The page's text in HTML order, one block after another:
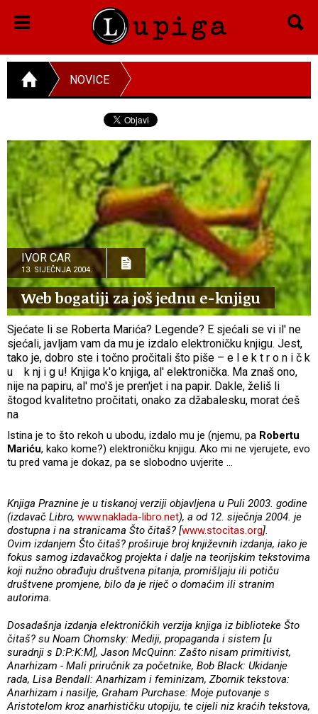
NOVICE
IVOR CAR
13. SIJEČNJA 2004.
Web bogatiji za još jednu e-knjigu
Sjećate li se Roberta Marića? Legende? E sjećali se vi il' ne
sjećali, javljam vam da mu je izdalo elektroničku knjigu. Jest,
tako je, dobro ste i točno pročitali što piše – e l e k t r o n i č k
u k nj i g u! Knjiga k'o knjiga, al' elektronička. Ma znaš ono,
nije na papiru, al' mo'š je pren'jet i na papir. Dakle, želiš li
štogod kvalitetno pročitati, onako za džabalesku, morat ćeš
na
Istina je to što rekoh u ubodu, izdalo mu je (njemu, pa Robertu
Mariću, kako kome?) elektroničku knjigu. Ako mi ne vjerujete, evo
tu pred vama je dokaz, pa se slobodno uvjerite ...
Knjiga Praznine je u tiskanoj verziji objavljena u Puli 2003. godine
(izdavač Libro, www.naklada-libro.net), a od 12. siječnja 2004. je
dostupna i na stranicama Što čitaš? [www.stocitas.org].
Ovim izdanjem Što čitaš? proširuje broj književnih izdanja, iako je
fokus samog izdavačkog projekta i dalje na teorijskim tekstovima
koji nužno obrađuju društvena pitanja, promišljaju ili potiču
društvene promjene, bilo da je riječ o domaćim ili stranim
autorima.
Dosadašnja izdanja elektroničkih verzija knjiga iz biblioteke Što
čitaš? su Noam Chomsky: Mediji, propaganda i sistem [u
suradnji s D:P:K:M], Jason McQuinn: Zašto nisam primitivist,
Anarhizam - Mali priručnik za početnike, Bob Black: Ukidanje
rada, Lisa Bendall: Anarhizam i feminizam, Zbornik tekstova:
Anarhizam i nasilje, Graham Purchase: Moje putovanje s
Aristotelom kroz anarhističku utopiju, te cijeli niz kraćih tekstova,